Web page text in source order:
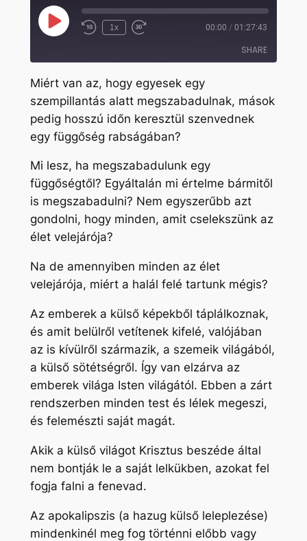
Play
Episode Rewind
1x
Fast
seconds
00:00 / 01:27:43
SHARE
SHARE
LINK
EMBED
Miért van az, hogy egyesek egy
szempillantás alatt megszabadulnak, mások
pedig hosszú időn keresztül szenvednek
egy függőség rabságában?
Mi lesz, ha megszabadulunk egy
függőségtől? Egyáltalán mi értelme bármitől
is megszabadulni? Nem egyszerűbb azt
gondolni, hogy minden, amit cselekszünk az
élet velejárója?
Na de amennyiben minden az élet
velejárója, miért a halál felé tartunk mégis?
Az emberek a külső képekből táplálkoznak,
és amit belülről vetítenek kifelé, valójában
az is kívülről származik, a szemeik világából,
a külső sötétségről. Így van elzárva az
emberek világa Isten világától. Ebben a zárt
rendszerben minden test és lélek megeszi,
és felemészti saját magát.
Akik a külső világot Krisztus beszéde által
nem bontják le a saját lelkükben, azokat fel
fogja falni a fenevad.
Az apokalipszis (a hazug külső leleplezése)
mindenkinél meg fog történni előbb vagy